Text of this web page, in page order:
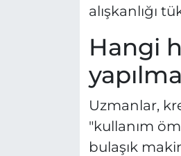
alışkanlığı
Hangi
Uzmanlar,
"kullanım
bulaşık